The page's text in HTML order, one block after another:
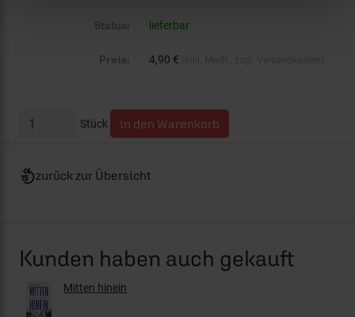
Status: lieferbar
Preis: 4,90 €
Stück
zurück zur Übersicht
Kunden haben auch gekauft
Mitten hinein